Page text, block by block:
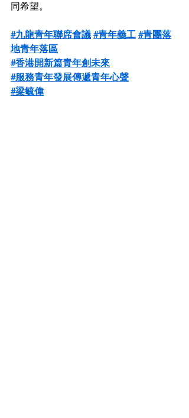
同希望。
#九龍青年聯席會議 #青年義工 #青團落
地青年落區
#香港開新篇青年創未來
#服務青年發展傳遞青年心聲
#梁毓偉